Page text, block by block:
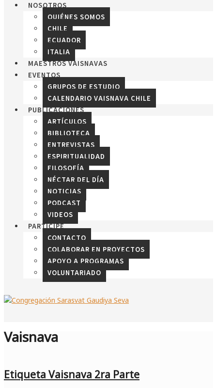
NOSOTROS
QUIÉNES SOMOS
CHILE
ECUADOR
ITALIA
MAESTROS VAISNAVAS
EVENTOS
GRUPOS DE ESTUDIO
CALENDARIO VAISNAVA CHILE
PUBLICACIONES
ARTÍCULOS
BIBLIOTECA
ENTREVISTAS
ESPIRITUALIDAD
FILOSOFÍA
NÉCTAR DEL DÍA
NOTICIAS
PODCAST
VIDEOS
PARTICIPE
CONTACTO
COLABORAR EN PROYECTOS
APOYO A PROGRAMAS
VOLUNTARIADO
Vaisnava
Etiqueta Vaisnava 2ra Parte